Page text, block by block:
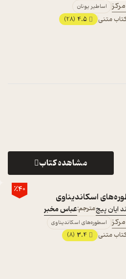
اساطیر یونان
متنی 4.5
(28)
مشاهده کتاب
٪40
اسکاندیناوی
ایان پیجمترجم:عباس مخبر
اسطوره‌های اسکاندیناوی
متنی 3.4
(8)